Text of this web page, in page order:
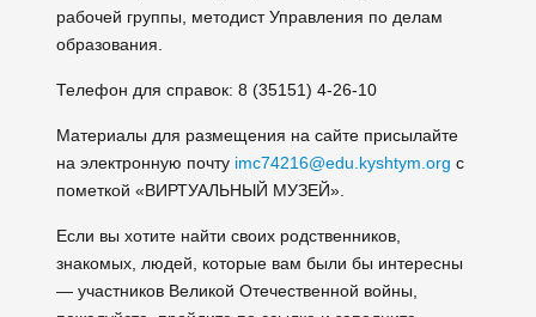
рабочей группы, методист Управления по делам
образования.
Телефон для справок: 8 (35151) 4-26-10
Материалы для размещения на сайте присылайте
на электронную почту imc74216@edu.kyshtym.org с
пометкой «ВИРТУАЛЬНЫЙ МУЗЕЙ».
Если вы хотите найти своих родственников,
знакомых, людей, которые вам были бы интересны
— участников Великой Отечественной войны,